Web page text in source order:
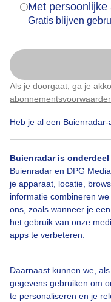
Met persoonlijke
Gratis blijven
Als je doorgaat, ga je
Heb je al een
Buienradar is onderdeel
Buienradar en DPG
je apparaat, locatie,
informatie combineren
ons, zoals wanneer je
het gebruik van onze
apps te verbeteren.
Daarnaast kunnen we,
gegevens gebruiken om
te personaliseren en je
Door: Sandra Vos
Regen Wolken
Bekijk slideshow
Nu
Klik hier